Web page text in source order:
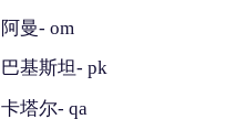
阿曼- om
巴基斯坦- pk
卡塔尔- qa